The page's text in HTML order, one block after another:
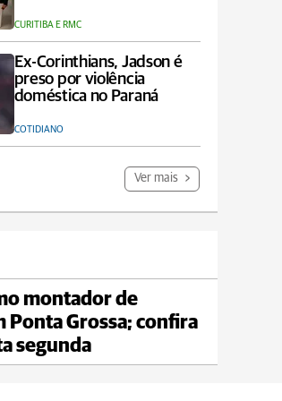
CURITIBA E RMC
Ex-Corinthians, Jadson é
preso por violência
doméstica no Paraná
COTIDIANO
Ver mais
20°C min 18°C
montador de
Ponta Grossa; confira
segunda